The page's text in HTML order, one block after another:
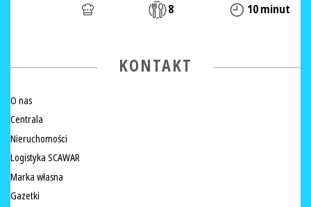
8 10 minut
KONTAKT
O nas
Centrala
Nieruchomości
Logistyka SCAWAR
Marka własna
Gazetki